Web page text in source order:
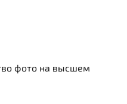
фото на высшем